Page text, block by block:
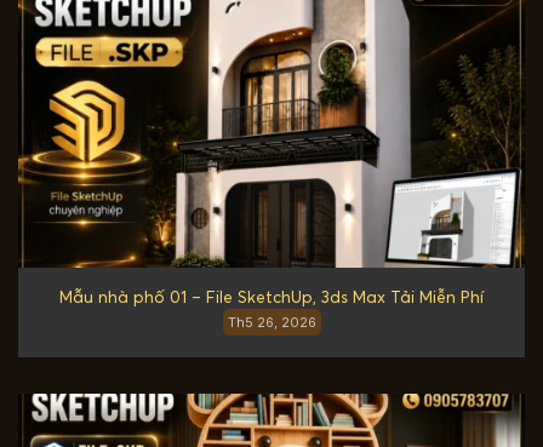
Mẫu nhà phố 01 – File SketchUp, 3ds Max Tải Miễn Phí
Th5 26, 2026